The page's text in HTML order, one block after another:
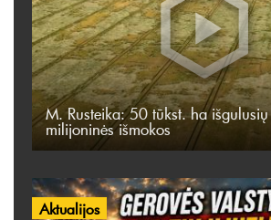
M. Rusteika: 50 tūkst. ha
milijoninės išmokos
Aktualijos